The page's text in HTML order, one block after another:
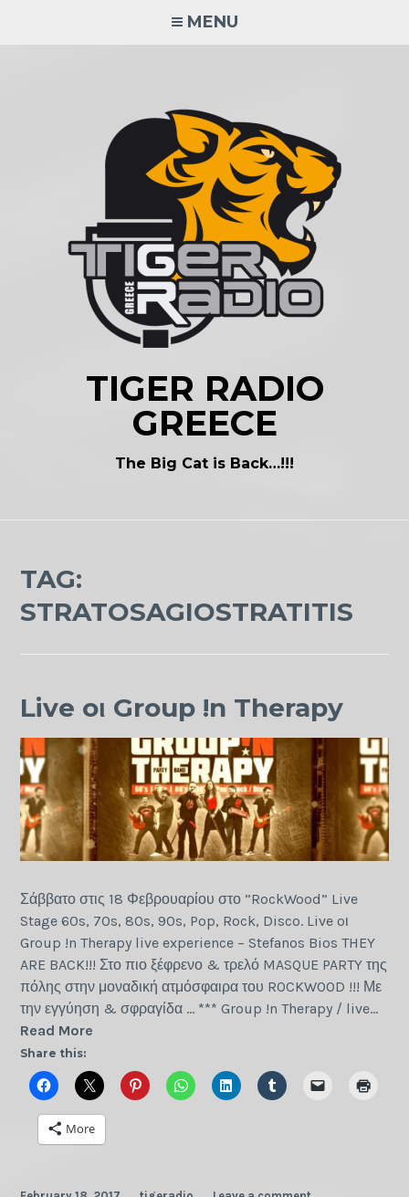
MENU
TIGER RADIO
GREECE
The Big Cat is Back…!!!
TAG:
STRATOSAGIOSTRATITIS
Live oι Group !n Therapy
Σάββατο στις 18 Φεβρουαρίου στο ”RockWood” Live
Stage 60s, 70s, 80s, 90s, Pop, Rock, Disco. Live oι
Group !n Therapy live experience – Stefanos Bios THEY
ARE BACK!!! Στο πιο ξέφρενο & τρελό MASQUE PARTY της
πόλης στην μοναδική ατμόσφαιρα του ROCKWOOD !!! Με
την εγγύηση & σφραγίδα … *** Group !n Therapy / live…
Read More
Group
!n
Therapy
Share this:
More